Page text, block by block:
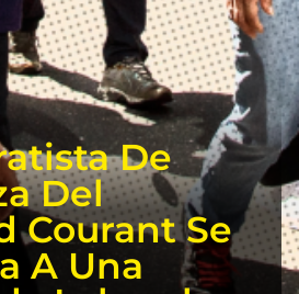
De
Del
Courant Se
A Una